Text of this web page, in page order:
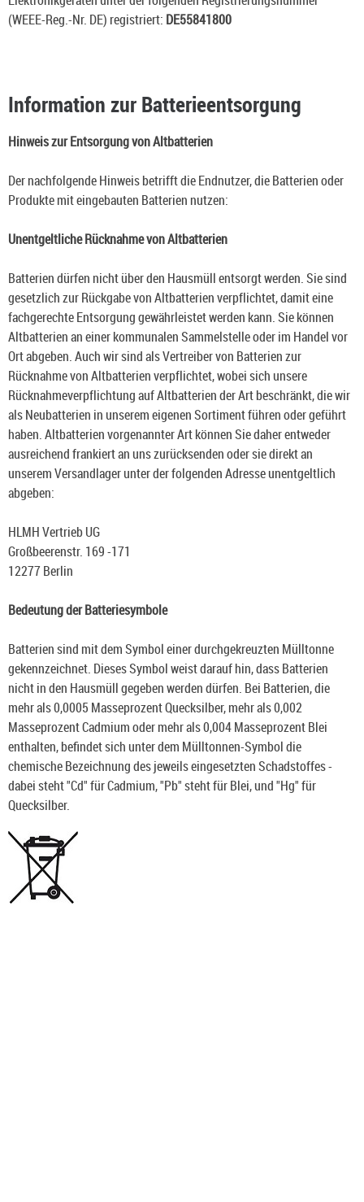
(WEEE-Reg.-Nr. DE) registriert: DE55841800
Information zur Batterieentsorgung
Hinweis zur Entsorgung von Altbatterien
Der nachfolgende Hinweis betrifft die Endnutzer, die Batterien oder
Produkte mit eingebauten Batterien nutzen:
Unentgeltliche Rücknahme von Altbatterien
Batterien dürfen nicht über den Hausmüll entsorgt werden. Sie sind
gesetzlich zur Rückgabe von Altbatterien verpflichtet, damit eine
fachgerechte Entsorgung gewährleistet werden kann. Sie können
Altbatterien an einer kommunalen Sammelstelle oder im Handel vor
Ort abgeben. Auch wir sind als Vertreiber von Batterien zur
Rücknahme von Altbatterien verpflichtet, wobei sich unsere
Rücknahmeverpflichtung auf Altbatterien der Art beschränkt, die wir
als Neubatterien in unserem eigenen Sortiment führen oder geführt
haben. Altbatterien vorgenannter Art können Sie daher entweder
ausreichend frankiert an uns zurücksenden oder sie direkt an
unserem Versandlager unter der folgenden Adresse unentgeltlich
abgeben:
HLMH Vertrieb UG
Großbeerenstr. 169 -171
12277 Berlin
Bedeutung der Batteriesymbole
Batterien sind mit dem Symbol einer durchgekreuzten Mülltonne
gekennzeichnet. Dieses Symbol weist darauf hin, dass Batterien
nicht in den Hausmüll gegeben werden dürfen. Bei Batterien, die
mehr als 0,0005 Masseprozent Quecksilber, mehr als 0,002
Masseprozent Cadmium oder mehr als 0,004 Masseprozent Blei
enthalten, befindet sich unter dem Mülltonnen-Symbol die
chemische Bezeichnung des jeweils eingesetzten Schadstoffes -
dabei steht "Cd" für Cadmium, "Pb" steht für Blei, und "Hg" für
Quecksilber.